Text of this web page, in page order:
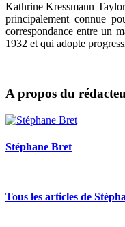
Kathrine Kressmann
principalement connue
correspondance entre un
1932 et qui adopte
A propos du
Stéphane Bret
Tous les articles de